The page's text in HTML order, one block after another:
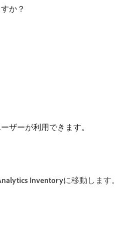
か？
ザーが利用できます。
Inventory​に移動します。